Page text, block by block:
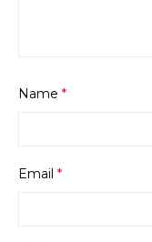
Name *
Email *